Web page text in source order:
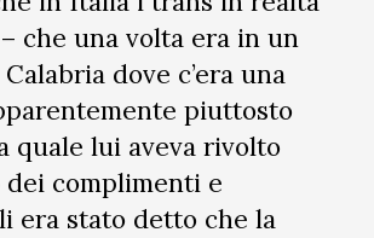
che una volta era in un
dove c’era una
piuttosto
quale lui aveva rivolto
complimenti e
era stato detto che la